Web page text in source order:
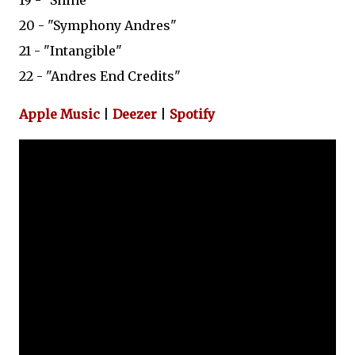
20 - "Symphony Andres"
21 - "Intangible"
22 - "Andres End Credits"
Apple Music Deezer Spotify